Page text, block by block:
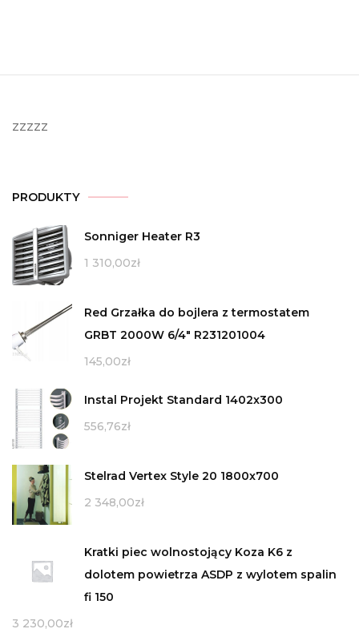
zzzzz
PRODUKTY
Sonniger Heater R3
1 310,00zł
Red Grzałka do bojlera z termostatem
GRBT 2000W 6/4" R231201004
145,00zł
Instal Projekt Standard 1402x300
556,76zł
Stelrad Vertex Style 20 1800x700
2 348,00zł
Kratki piec wolnostojący Koza K6 z
dolotem powietrza ASDP z wylotem spalin
fi 150
3 230,00zł